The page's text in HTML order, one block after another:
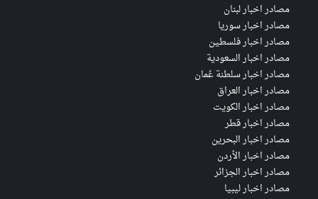
مصادر اخبار لبنان
مصادر اخبار سوريا
مصادر اخبار فلسطين
مصادر اخبار السعودية
مصادر اخبار سلطنة عُمان
مصادر اخبار العراق
مصادر اخبار الكويت
مصادر اخبار قطر
مصادر اخبار البحرين
مصادر اخبار الأردن
مصادر اخبار الجزائر
مصادر اخبار ليبيا